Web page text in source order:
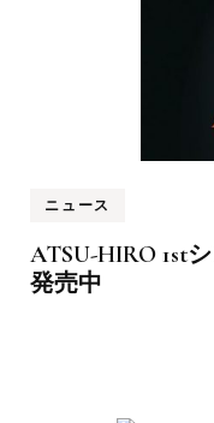
ニュース
ATSU-HIRO 1st
発売中